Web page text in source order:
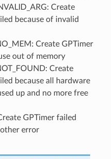
Create
because of invalid
Create GPTimer
out of memory
Create
because all hardware
up and no more free
GPTimer failed
error